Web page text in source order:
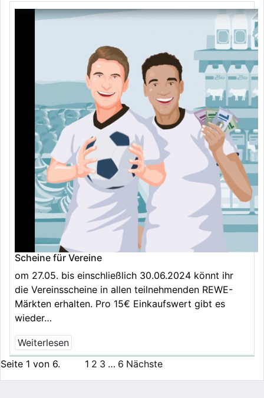
Scheine für Vereine
om 27.05. bis einschließlich 30.06.2024 könnt ihr
die Vereinsscheine in allen teilnehmenden REWE-
Märkten erhalten. Pro 15€ Einkaufswert gibt es
wieder…
Weiterlesen
Seite 1 von 6.
1 2 3 … 6 Nächste